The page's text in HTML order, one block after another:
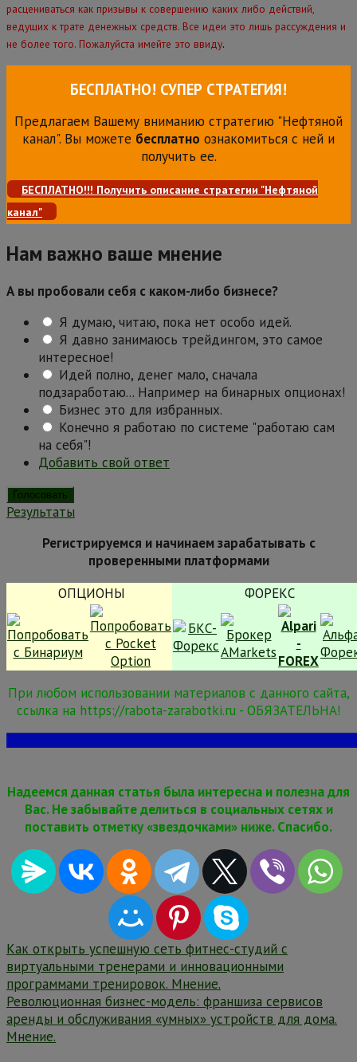
расцениваться как призывы к совершению каких либо действий,
ведущих к трате денежных средств. Все идеи это лишь рассуждения и
не более того. Пожалуйста имейте это ввиду.
БЕСПЛАТНО! СУПЕР СТРАТЕГИЯ!
Предлагаем Вашему вниманию стратегию "Нефтяной
канал". Вы можете бесплатно ознакомиться с ней и
получить ее.
БЕСПЛАТНО!!! Получить описание стратегии "Нефтяной
канал"
Нам важно ваше мнение
А вы пробовали себя с каком-либо бизнесе?
Я думаю, читаю, пока нет особо идей.
Я давно занимаюсь трейдингом, это самое
интересное!
Идей полно, денег мало, сначала
подзаработаю... Например на бинарных опционах!
Бизнес это для избранных.
Конечно я работаю по системе "работаю сам
на себя"!
Добавить свой ответ
Результаты
Регистрируемся и начинаем зарабатывать с
проверенными платформами
ОПЦИОНЫ
ФОРЕКС
При любом использовании материалов с данного сайта,
ссылка на https://rabota-zarabotki.ru - ОБЯЗАТЕЛЬНА!
Надеемся данная статья была интересна и полезна для
Вас. Не забывайте делиться в социальных сетях и
поставить отметку «звездочками» ниже. Спасибо.
Навигация
по
записям
Как открыть успешную сеть фитнес-студий с
виртуальными тренерами и инновационными
программами тренировок. Мнение.
Революционная бизнес-модель: франшиза сервисов
аренды и обслуживания «умных» устройств для дома.
Мнение.